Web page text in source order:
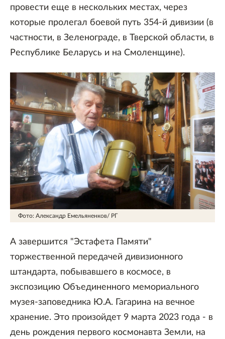
провести еще в нескольких местах, через
которые пролегал боевой путь 354-й дивизии (в
частности, в Зеленограде, в Тверской области, в
Республике Беларусь и на Смоленщине).
Фото: Александр Емельяненков/ РГ
А завершится "Эстафета Памяти"
торжественной передачей дивизионного
штандарта, побывавшего в космосе, в
экспозицию Объединенного мемориального
музея-заповедника Ю.А. Гагарина на вечное
хранение. Это произойдет 9 марта 2023 года - в
день рождения первого космонавта Земли, на